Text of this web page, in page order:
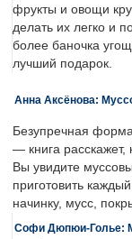
фрукты и овощи
делать их легко и
более баночка
лучший подарок.
Анна Аксёнова:
Безупречная
— книга расскажет,
Вы увидите
приготовить
начинку, мусс,
Софи Дюпюи-Голье: